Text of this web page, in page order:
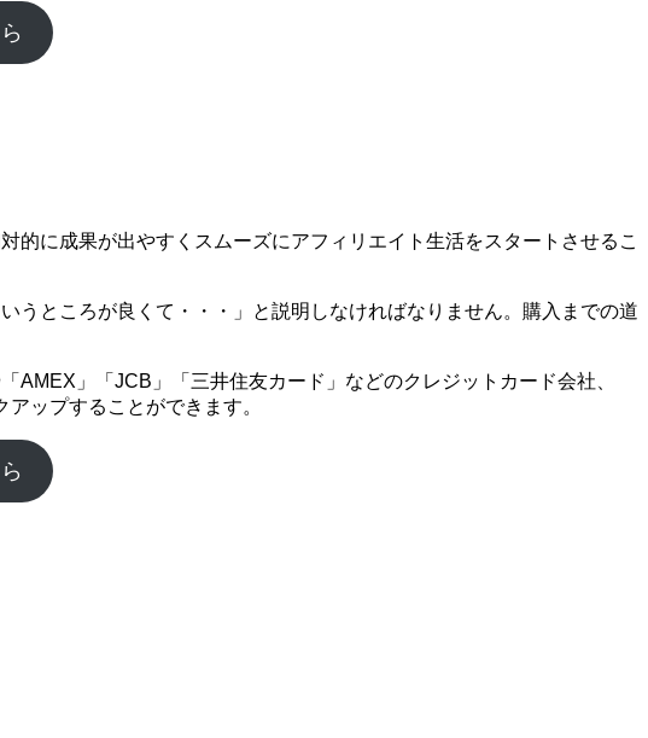
に成果が出やすくスムーズにアフィリエイト生活をスタートさせるこ
うところが良くて・・・」と説明しなければなりません。購入までの道
」「JCB」「三井住友カード」などのクレジットカード会社、
ップすることができます。